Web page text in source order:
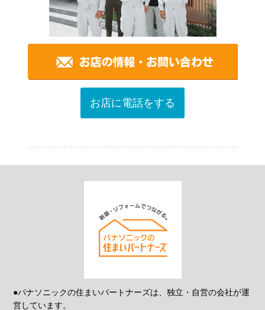
お店に電話をする
●パナソニックの住まいパートナーズは、独立・自営の会社が運
営しています。